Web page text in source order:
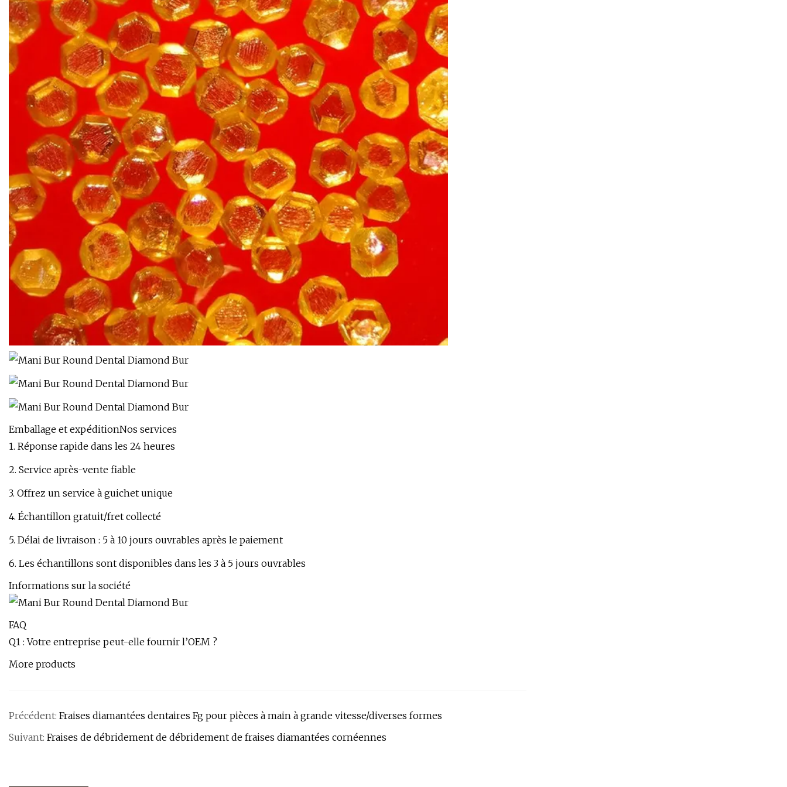
Emballage et expéditionNos services
1. Réponse rapide dans les 24 heures
2. Service après-vente fiable
3. Offrez un service à guichet unique
4. Échantillon gratuit/fret collecté
5. Délai de livraison : 5 à 10 jours ouvrables après le paiement
6. Les échantillons sont disponibles dans les 3 à 5 jours ouvrables
Informations sur la société
FAQ
Q1 : Votre entreprise peut-elle fournir l’OEM ?
More products
Précédent: Fraises diamantées dentaires Fg pour pièces à main à grande vitesse/diverses formes
Suivant: Fraises de débridement de débridement de fraises diamantées cornéennes